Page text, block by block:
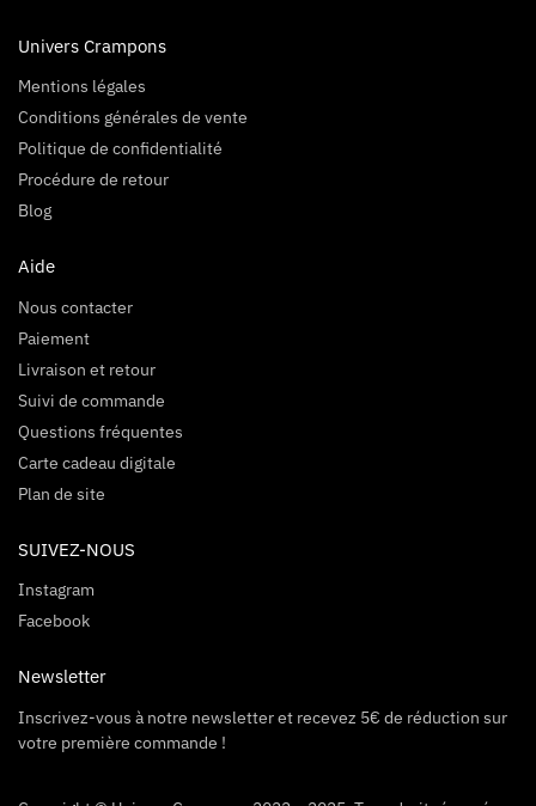
Univers Crampons
Mentions légales
Conditions générales de vente
Politique de confidentialité
Procédure de retour
Blog
Aide
Nous contacter
Paiement
Livraison et retour
Suivi de commande
Questions fréquentes
Carte cadeau digitale
Plan de site
SUIVEZ-NOUS
Instagram
Facebook
Newsletter
Inscrivez-vous à notre newsletter et recevez 5€ de réduction sur
votre première commande !